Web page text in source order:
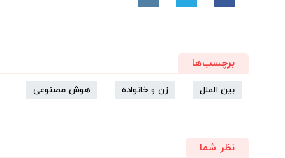
برچسب‌ها
بین الملل زن و خانواده هوش مصنوعی
نظر شما